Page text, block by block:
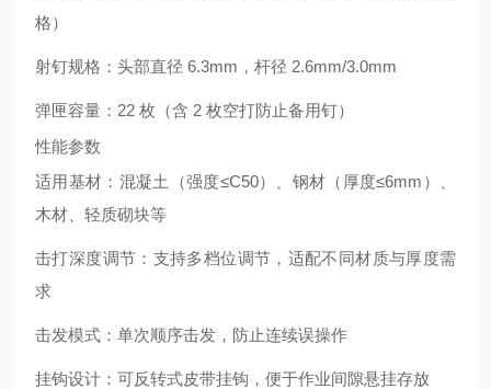
格）
射钉规格：头部直径 6.3mm，杆径 2.6mm/3.0mm
弹匣容量：22 枚（含 2 枚空打防止备用钉）
性能参数
适用基材：混凝土（强度≤C50）、钢材（厚度≤6mm）、
木材、轻质砌块等
击打深度调节：支持多档位调节，适配不同材质与厚度需
求
击发模式：单次顺序击发，防止连续误操作
挂钩设计：可反转式皮带挂钩，便于作业间隙悬挂存放